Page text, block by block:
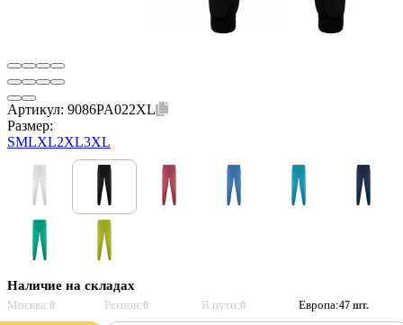
Артикул: 9086PA022XL
Размер:
SMLXL2XL3XL
Наличие на складах
Москва:0 Регион:0 В пути:0 Европа:47 шт.